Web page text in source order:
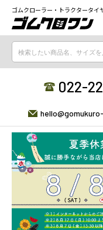
ゴムクローラー・トラクタータイ
022-